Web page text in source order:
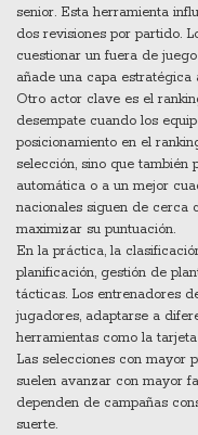
senior. Esta herramienta
dos revisiones por partido.
cuestionar un fuera de
añade una capa
Otro actor clave es el
desempate cuando los
posicionamiento en el
selección, sino que también
automática o a un mejor
nacionales siguen de cerca
maximizar su puntuación.
En la práctica, la
planificación, gestión de
tácticas. Los entrenadores
jugadores, adaptarse a
herramientas como la
Las selecciones con mayor
suelen avanzar con mayor
dependen de campañas
suerte.